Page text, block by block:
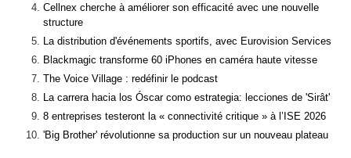
Cellnex cherche à améliorer son efficacité avec une nouvelle
structure
La distribution d'événements sportifs, avec Eurovision Services
Blackmagic transforme 60 iPhones en caméra haute vitesse
The Voice Village : redéfinir le podcast
La carrera hacia los Óscar como estrategia: lecciones de 'Sirât'
8 entreprises testeront la « connectivité critique » à l’ISE 2026
'Big Brother' révolutionne sa production sur un nouveau plateau